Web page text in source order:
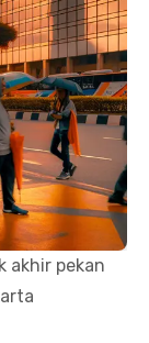
akhir pekan